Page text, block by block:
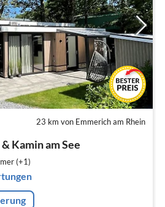
23 km von Emmerich am Rhein
Kamin am See
(+1)